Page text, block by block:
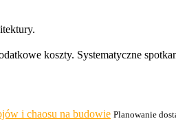
koszty. Systematyczne
i chaosu na budowie Planowanie